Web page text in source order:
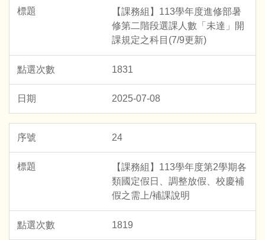
【課務組】113學年度進修部暑
修第二階段選課人數「未達」開
課規定之科目(7/9更新)
1831
2025-07-08
24
【課務組】113學年度第2學期各
類國定假日、調整放假、校慶補
假之需上/補課說明
1819